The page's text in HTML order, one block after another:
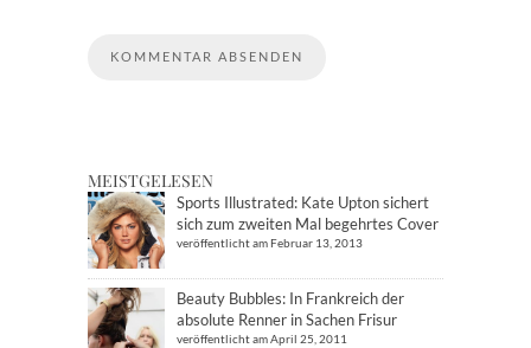
MEISTGELESEN
Sports Illustrated: Kate Upton sichert
sich zum zweiten Mal begehrtes Cover
veröffentlicht am Februar 13, 2013
Beauty Bubbles: In Frankreich der
absolute Renner in Sachen Frisur
veröffentlicht am April 25, 2011